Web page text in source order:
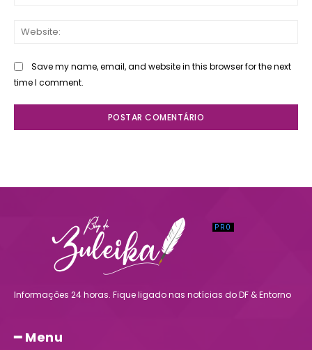
Save my name, email, and website in this browser for the next
time I comment.
Informações 24 horas. Fique ligado nas notícias do DF & Entorno
━ Menu